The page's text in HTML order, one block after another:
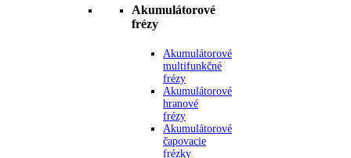
Akumulátorové
frézy
Akumulátorové
multifunkčné
frézy
Akumulátorové
hranové
frézy
Akumulátorové
čapovacie
frézky